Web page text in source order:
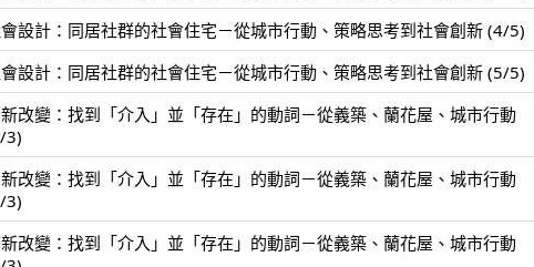
設計：同居社群的社會住宅－從城市行動、策略思考到社會創新 (4/5)
設計：同居社群的社會住宅－從城市行動、策略思考到社會創新 (5/5)
改變：找到「介入」並「存在」的動詞－從義築、蘭花屋、城市行動
3)
改變：找到「介入」並「存在」的動詞－從義築、蘭花屋、城市行動
3)
改變：找到「介入」並「存在」的動詞－從義築、蘭花屋、城市行動